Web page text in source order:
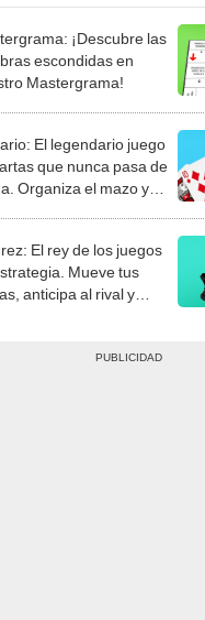
¡Descubre las
escondidas en
Mastergrama!
El legendario juego
que nunca pasa de
Organiza el mazo y
El rey de los juegos
Mueve tus
anticipa al rival y